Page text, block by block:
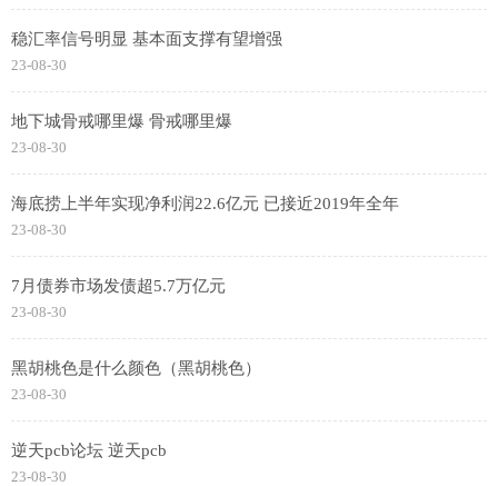
稳汇率信号明显 基本面支撑有望增强
23-08-30
地下城骨戒哪里爆 骨戒哪里爆
23-08-30
海底捞上半年实现净利润22.6亿元 已接近2019年全年
23-08-30
7月债券市场发债超5.7万亿元
23-08-30
黑胡桃色是什么颜色（黑胡桃色）
23-08-30
逆天pcb论坛 逆天pcb
23-08-30